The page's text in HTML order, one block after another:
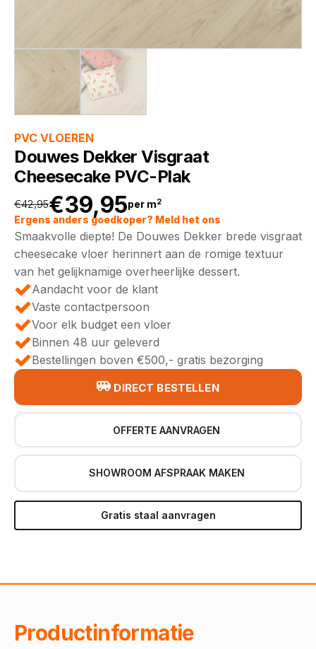
PVC VLOEREN
Douwes Dekker Visgraat
Cheesecake PVC-Plak
€42,95
Oorspronkelijke
prijs
was:
€42,95.
€39,95
Huidige
prijs
is:
€39,95.
per m2
Ergens anders goedkoper? Meld het ons
Smaakvolle diepte! De Douwes Dekker brede visgraat
cheesecake vloer herinnert aan de romige textuur
van het gelijknamige overheerlijke dessert.
Aandacht voor de klant
Vaste contactpersoon
Voor elk budget een vloer
Binnen 48 uur geleverd
Bestellingen boven €500,- gratis bezorging
DIRECT BESTELLEN
OFFERTE AANVRAGEN
SHOWROOM AFSPRAAK MAKEN
Gratis staal aanvragen
Productinformatie